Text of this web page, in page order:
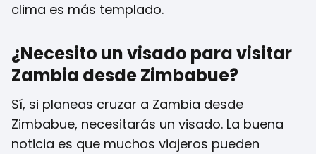
clima es más templado.
¿Necesito un visado para visitar
Zambia desde Zimbabue?
Sí, si planeas cruzar a Zambia desde
Zimbabue, necesitarás un visado. La buena
noticia es que muchos viajeros pueden